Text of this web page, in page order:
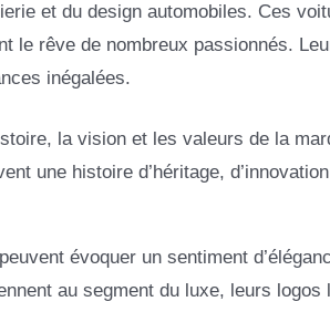
et du design automobiles. Ces
le rêve de nombreux passionnés.
inégalées.
la vision et les valeurs de la
une histoire d’héritage,
évoquer un sentiment
au segment du luxe, leurs